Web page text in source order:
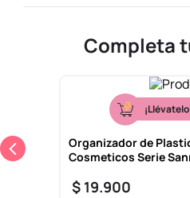
Completa
Organizador de
Cosmeticos Serie
$ 19.900